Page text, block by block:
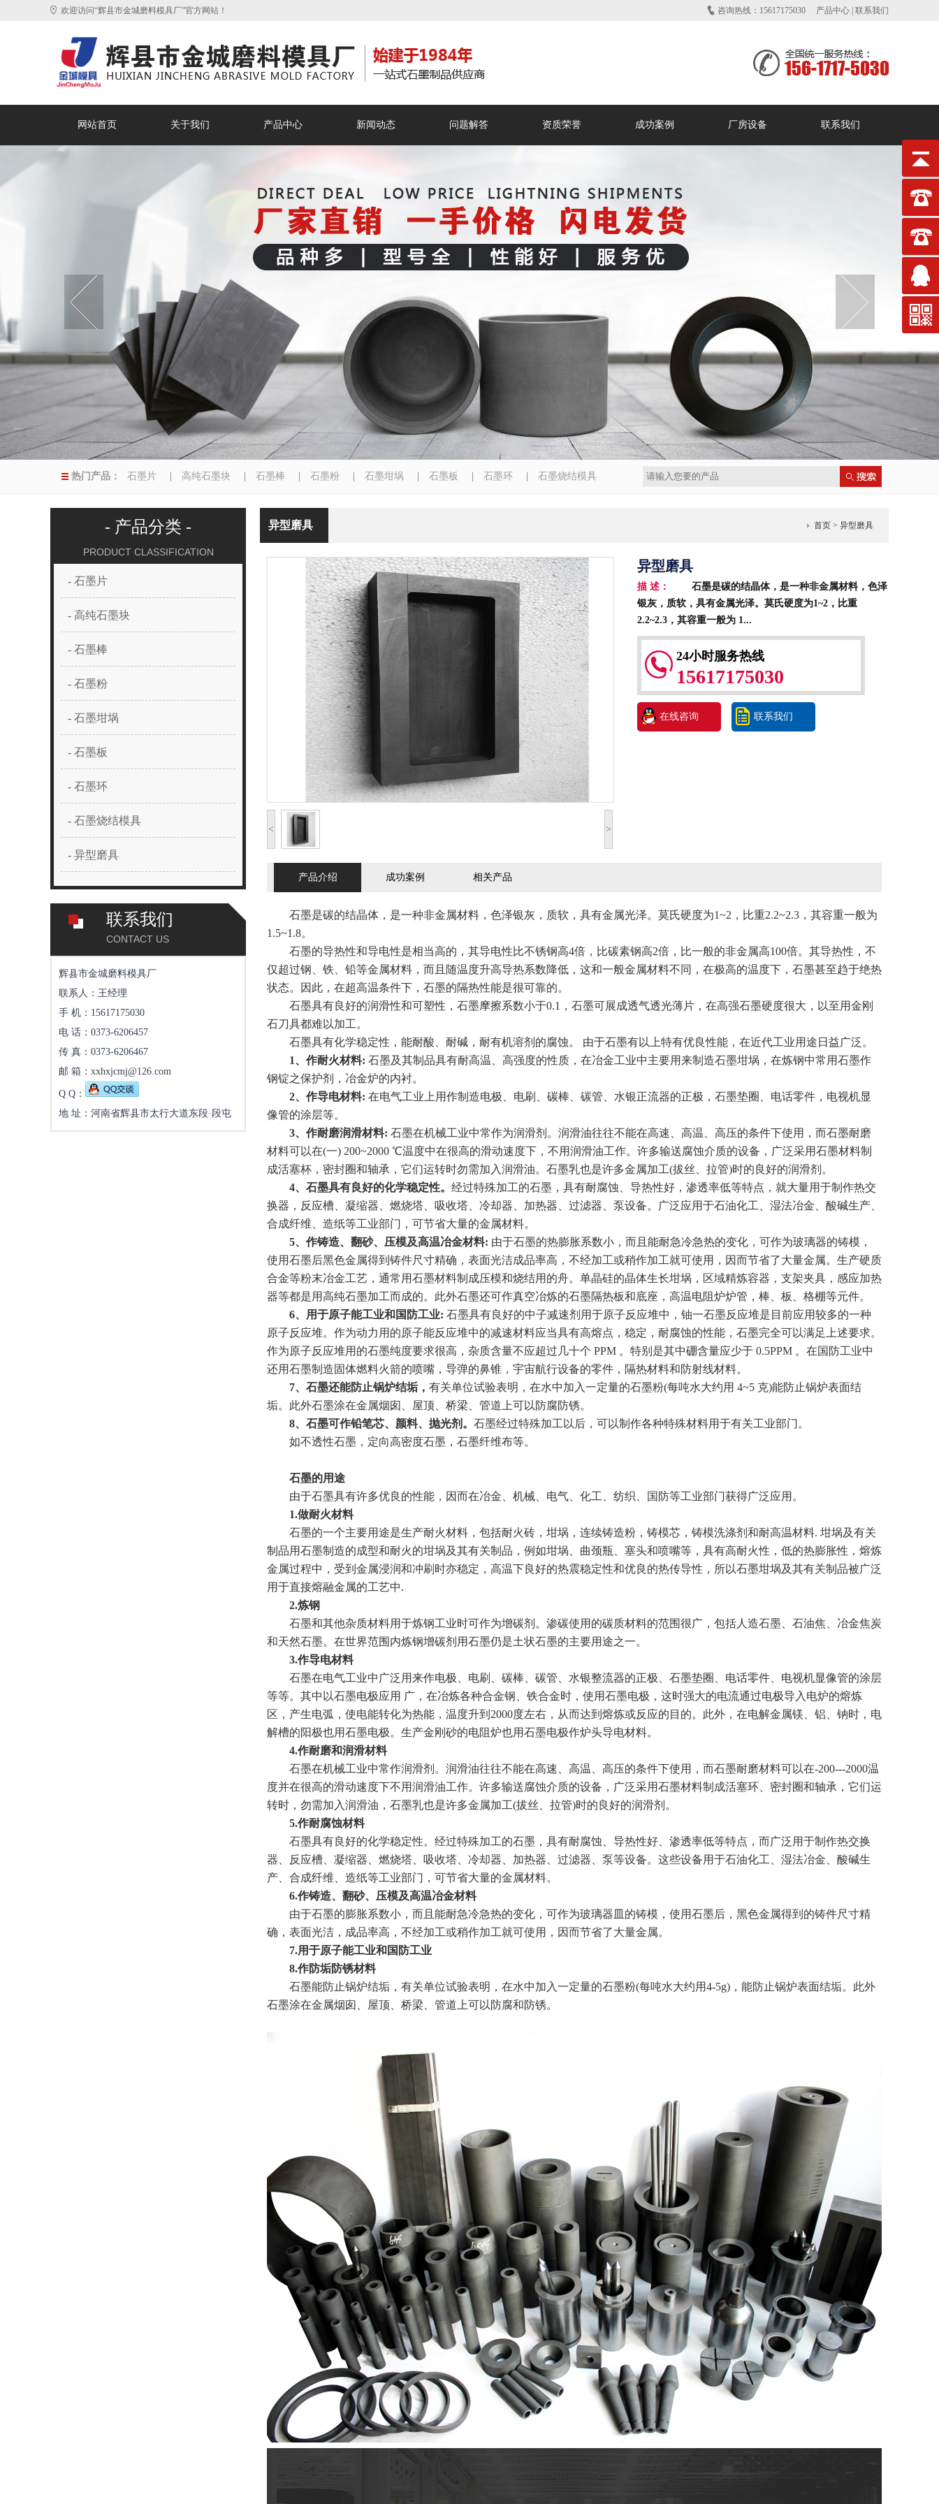
欢迎访问“辉县市金城磨料模具厂”官方网站！ 咨询热线：15617175030 产品中心 联系我们
网站首页 关于我们 产品中心 新闻动态 问题解答 资质荣誉 成功案例 厂房设备 联系我们
热门产品： 石墨片 高纯石墨块 石墨棒 石墨粉 石墨坩埚 石墨板 石墨环 石墨烧结模具
|异型磨具 |
- 产品分类 -
PRODUCT CLASSIFICATION
- 石墨片
- 高纯石墨块
- 石墨棒
- 石墨粉
- 石墨坩埚
- 石墨板
- 石墨环
- 石墨烧结模具
- 异型磨具
联系我们
CONTACT US
辉县市金城磨料模具厂
联系人：王经理
手 机：15617175030
电 话：0373-6206457
传 真：0373-6206467
邮 箱：xxhxjcmj@126.com
Q Q：
地 址：河南省辉县市太行大道东段·段屯
异型磨具 首页 > 异型磨具
< >
异型磨具
描 述：
石墨是碳的结晶体，是一种非金属材料，色泽
银灰，质软，具有金属光泽。莫氏硬度为1~2，比重
2.2~2.3，其容重一般为 1...
24小时服务热线
15617175030
在线咨询 联系我们
产品介绍 成功案例 相关产品
石墨是碳的结晶体，是一种非金属材料，色泽银灰，质软，具有金属光泽。莫氏硬度为1~2，比重2.2~2.3，其容重一般为
1.5~1.8。
石墨的导热性和导电性是相当高的，其导电性比不锈钢高4倍，比碳素钢高2倍，比一般的非金属高100倍。其导热性，不
仅超过钢、铁、铅等金属材料，而且随温度升高导热系数降低，这和一般金属材料不同，在极高的温度下，石墨甚至趋于绝热
状态。因此，在超高温条件下，石墨的隔热性能是很可靠的。
石墨具有良好的润滑性和可塑性，石墨摩擦系数小于0.1，石墨可展成透气透光薄片，在高强石墨硬度很大，以至用金刚
石刀具都难以加工。
石墨具有化学稳定性，能耐酸、耐碱，耐有机溶剂的腐蚀。 由于石墨有以上特有优良性能，在近代工业用途日益广泛。
1、作耐火材料: 石墨及其制品具有耐高温、高强度的性质，在冶金工业中主要用来制造石墨坩埚，在炼钢中常用石墨作
钢锭之保护剂，冶金炉的内衬。
2、作导电材料: 在电气工业上用作制造电极、电刷、碳棒、碳管、水银正流器的正极，石墨垫圈、电话零件，电视机显
像管的涂层等。
3、作耐磨润滑材料: 石墨在机械工业中常作为润滑剂。润滑油往往不能在高速、高温、高压的条件下使用，而石墨耐磨
材料可以在(一) 200~2000 ℃温度中在很高的滑动速度下，不用润滑油工作。许多输送腐蚀介质的设备，广泛采用石墨材料制
成活塞杯，密封圈和轴承，它们运转时勿需加入润滑油。石墨乳也是许多金属加工(拔丝、拉管)时的良好的润滑剂。
4、石墨具有良好的化学稳定性。 经过特殊加工的石墨，具有耐腐蚀、导热性好，渗透率低等特点，就大量用于制作热交
换器，反应槽、凝缩器、燃烧塔、吸收塔、冷却器、加热器、过滤器、泵设备。广泛应用于石油化工、湿法冶金、酸碱生产、
合成纤维、造纸等工业部门，可节省大量的金属材料。
5、作铸造、翻砂、压模及高温冶金材料: 由于石墨的热膨胀系数小，而且能耐急冷急热的变化，可作为玻璃器的铸模，
使用石墨后黑色金属得到铸件尺寸精确，表面光洁成品率高，不经加工或稍作加工就可使用，因而节省了大量金属。生产硬质
合金等粉末冶金工艺，通常用石墨材料制成压模和烧结用的舟。单晶硅的晶体生长坩埚，区域精炼容器，支架夹具，感应加热
器等都是用高纯石墨加工而成的。此外石墨还可作真空冶炼的石墨隔热板和底座，高温电阻炉炉管，棒、板、格棚等元件。
6、用于原子能工业和国防工业: 石墨具有良好的中子减速剂用于原子反应堆中，铀一石墨反应堆是目前应用较多的一种
原子反应堆。作为动力用的原子能反应堆中的减速材料应当具有高熔点，稳定，耐腐蚀的性能，石墨完全可以满足上述要求。
作为原子反应堆用的石墨纯度要求很高，杂质含量不应超过几十个 PPM 。特别是其中硼含量应少于 0.5PPM 。在国防工业中
还用石墨制造固体燃料火箭的喷嘴，导弹的鼻锥，宇宙航行设备的零件，隔热材料和防射线材料。
7、石墨还能防止锅炉结垢， 有关单位试验表明，在水中加入一定量的石墨粉(每吨水大约用 4~5 克)能防止锅炉表面结
垢。此外石墨涂在金属烟囱、屋顶、桥梁、管道上可以防腐防锈。
8、石墨可作铅笔芯、颜料、抛光剂。 石墨经过特殊加工以后，可以制作各种特殊材料用于有关工业部门。
如不透性石墨，定向高密度石墨，石墨纤维布等。
石墨的用途
由于石墨具有许多优良的性能，因而在冶金、机械、电气、化工、纺织、国防等工业部门获得广泛应用。
1.做耐火材料
石墨的一个主要用途是生产耐火材料，包括耐火砖，坩埚，连续铸造粉，铸模芯，铸模洗涤剂和耐高温材料. 坩埚及有关
制品用石墨制造的成型和耐火的坩埚及其有关制品，例如坩埚、曲颈瓶、塞头和喷嘴等，具有高耐火性，低的热膨胀性，熔炼
金属过程中，受到金属浸润和冲刷时亦稳定，高温下良好的热震稳定性和优良的热传导性，所以石墨坩埚及其有关制品被广泛
用于直接熔融金属的工艺中.
2.炼钢
石墨和其他杂质材料用于炼钢工业时可作为增碳剂。渗碳使用的碳质材料的范围很广，包括人造石墨、石油焦、冶金焦炭
和天然石墨。在世界范围内炼钢增碳剂用石墨仍是土状石墨的主要用途之一。
3.作导电材料
石墨在电气工业中广泛用来作电极、电刷、碳棒、碳管、水银整流器的正极、石墨垫圈、电话零件、电视机显像管的涂层
等等。其中以石墨电极应用 广，在冶炼各种合金钢、铁合金时，使用石墨电极，这时强大的电流通过电极导入电炉的熔炼
区，产生电弧，使电能转化为热能，温度升到2000度左右，从而达到熔炼或反应的目的。此外，在电解金属镁、铝、钠时，电
解槽的阳极也用石墨电极。生产金刚砂的电阻炉也用石墨电极作炉头导电材料。
4.作耐磨和润滑材料
石墨在机械工业中常作润滑剂。润滑油往往不能在高速、高温、高压的条件下使用，而石墨耐磨材料可以在-200---2000温
度并在很高的滑动速度下不用润滑油工作。许多输送腐蚀介质的设备，广泛采用石墨材料制成活塞环、密封圈和轴承，它们运
转时，勿需加入润滑油，石墨乳也是许多金属加工(拔丝、拉管)时的良好的润滑剂。
5.作耐腐蚀材料
石墨具有良好的化学稳定性。经过特殊加工的石墨，具有耐腐蚀、导热性好、渗透率低等特点，而广泛用于制作热交换
器、反应槽、凝缩器、燃烧塔、吸收塔、冷却器、加热器、过滤器、泵等设备。这些设备用于石油化工、湿法冶金、酸碱生
产、合成纤维、造纸等工业部门，可节省大量的金属材料。
6.作铸造、翻砂、压模及高温冶金材料
由于石墨的膨胀系数小，而且能耐急冷急热的变化，可作为玻璃器皿的铸模，使用石墨后，黑色金属得到的铸件尺寸精
确，表面光洁，成品率高，不经加工或稍作加工就可使用，因而节省了大量金属。
7.用于原子能工业和国防工业
8.作防垢防锈材料
石墨能防止锅炉结垢，有关单位试验表明，在水中加入一定量的石墨粉(每吨水大约用4-5g)，能防止锅炉表面结垢。此外
石墨涂在金属烟囱、屋顶、桥梁、管道上可以防腐和防锈。